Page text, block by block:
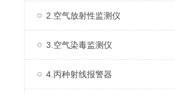
2.空气放射性监测仪
3.空气染毒监测仪
4.丙种射线报警器